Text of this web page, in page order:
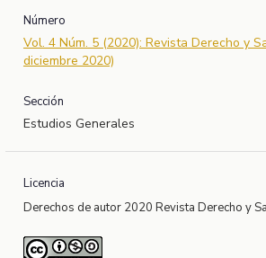
Número
Vol. 4 Núm. 5 (2020): Revista Derecho y
diciembre 2020)
Sección
Estudios Generales
Licencia
Derechos de autor 2020 Revista Derecho y